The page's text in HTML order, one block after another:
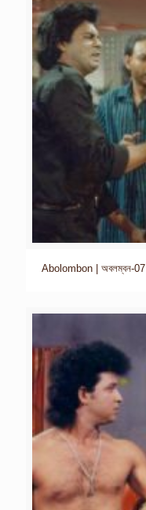
Abolombon | অবলম্বন-07